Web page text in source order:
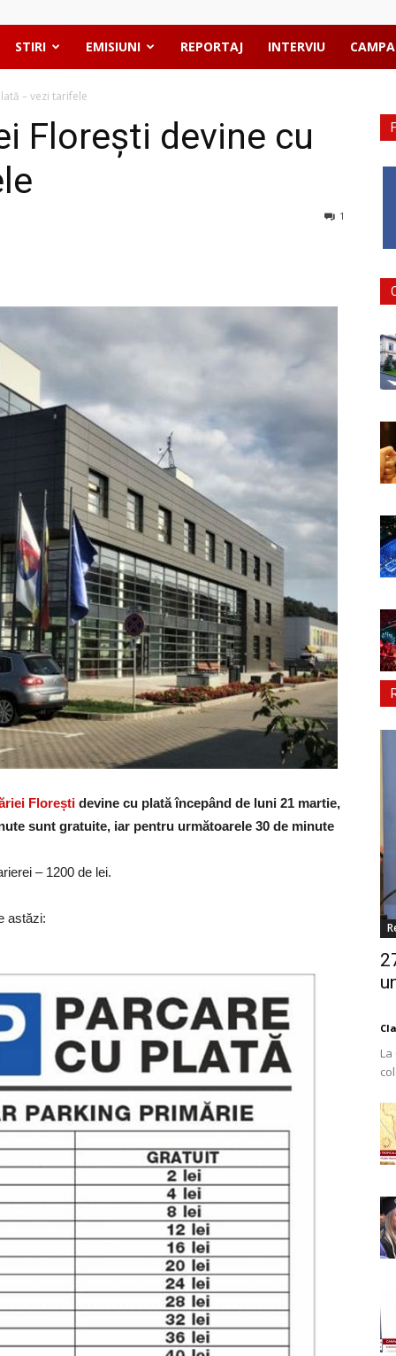
STIRI EMISIUNI REPORTAJ INTERVIU
– vezi tarifele
Florești devine cu
1
Florești devine cu plată începând de luni 21 martie,
sunt gratuite, iar pentru următoarele 30 de minute
– 1200 de lei.
astăzi: